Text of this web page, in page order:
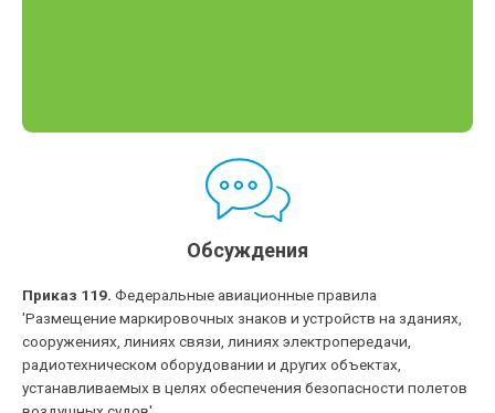
Обсуждения
Приказ 119. Федеральные авиационные правила
'Размещение маркировочных знаков и устройств на зданиях,
сооружениях, линиях связи, линиях электропередачи,
радиотехническом оборудовании и других объектах,
устанавливаемых в целях обеспечения безопасности полетов